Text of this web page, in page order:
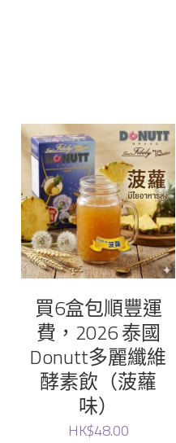
蟲草大王
donutt
七 色花
sliswiss
買6盒包順豐運
費，2026 泰國
Donutt多麗纖維
酵素飲（菠蘿
味）
HK$48.00